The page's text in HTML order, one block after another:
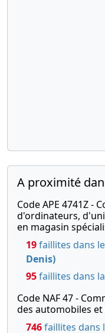
A proximité
Code APE 4741Z -
d'ordinateurs,
en magasin
19faillites dans le
Denis)
95faillites dans
Code NAF 47 -
des automobiles
746faillites dans